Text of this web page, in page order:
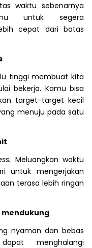
waktu sebenarnya
untuk segera
cepat dari batas
tinggi membuat kita
bekerja. Kamu bisa
target-target kecil
menuju pada satu
Meluangkan waktu
untuk mengerjakan
terasa lebih ringan
nyaman dan bebas
menghalangi